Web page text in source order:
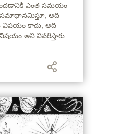
ఎంత సమయం
సమాధానమిస్తూ, అది
కాదు, అది
అని వివరిస్తారు.